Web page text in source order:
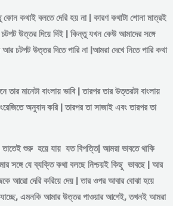
কথাই বলতে দেরি হয় না | কারণ কথাটা শোনা মাত্রই
উত্তর দিয়ে দিই | কিন্তু যখন কেউ আমাদের সঙ্গে
চটপট উত্তর দিতে পারি না |আমরা দেখে নিতে পারি কথা
মানেটা বাংলায় ভাবি | তারপর তার উত্তরটা বাংলায়
অনুবাদ করি | তারপর তা সাজাই এবং তারপর তা
শুরু হয়ে যায় যত বিপত্তি| আমরা ভাবতে থাকি
সঙ্গে যে ব্যক্তি কথা বলছে নিশ্চয়ই কিছু ভাবছে | আর
আরো দেরি করিয়ে দেয় | তার ওপর আবার বোঝা হয়ে
যাচ্ছে, এমনকি আমার উত্তর পাওয়ার আগেই, তখনই আমরা